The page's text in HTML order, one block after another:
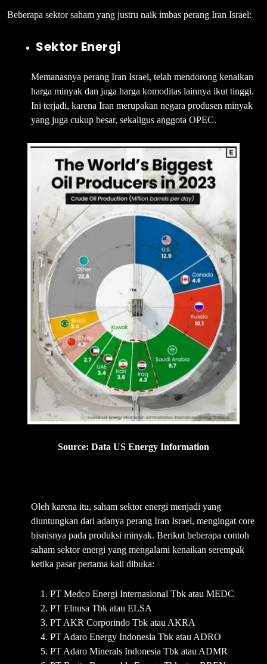
Beberapa sektor saham yang justru naik imbas perang Iran Israel:
Sektor Energi
Memanasnya perang Iran Israel, telah mendorong kenaikan
harga minyak dan juga harga komoditas lainnya ikut tinggi.
Ini terjadi, karena Iran merupakan negara produsen minyak
yang juga cukup besar, sekaligus anggota OPEC.
Source: Data US Energy Information
Oleh karena itu, saham sektor energi menjadi yang
diuntungkan dari adanya perang Iran Israel, mengingat core
bisnisnya pada produksi minyak. Berikut beberapa contoh
saham sektor energi yang mengalami kenaikan serempak
ketika pasar pertama kali dibuka:
PT Medco Energi Internasional Tbk atau MEDC
PT Elnusa Tbk atau ELSA
PT AKR Corporindo Tbk atau AKRA
PT Adaro Energy Indonesia Tbk atau ADRO
PT Adaro Minerals Indonesia Tbk atau ADMR